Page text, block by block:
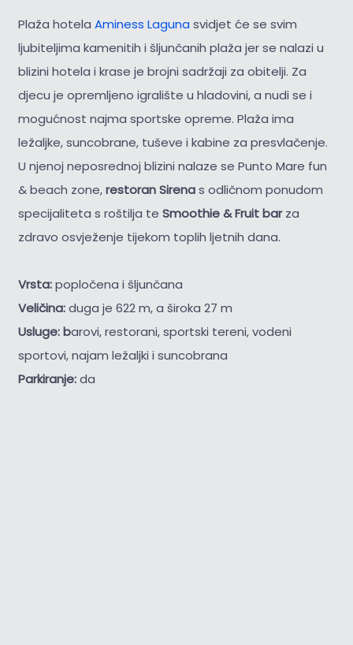
Plaža hotela Aminess Laguna svidjet će se svim
ljubiteljima kamenitih i šljunčanih plaža jer se nalazi u
blizini hotela i krase je brojni sadržaji za obitelji. Za
djecu je opremljeno igralište u hladovini, a nudi se i
mogućnost najma sportske opreme. Plaža ima
ležaljke, suncobrane, tuševe i kabine za presvlačenje.
U njenoj neposrednoj blizini nalaze se Punto Mare fun
& beach zone,restoran Sirenas odličnom ponudom
specijaliteta s roštilja te Smoothie & Fruit barza
zdravo osvježenje tijekom toplih ljetnih dana.
Vrsta:popločena i šljunčana
Veličina:duga je 622 m, a široka 27 m
Usluge: barovi, restorani, sportski tereni, vodeni
sportovi, najam ležaljki i suncobrana
Parkiranje:da